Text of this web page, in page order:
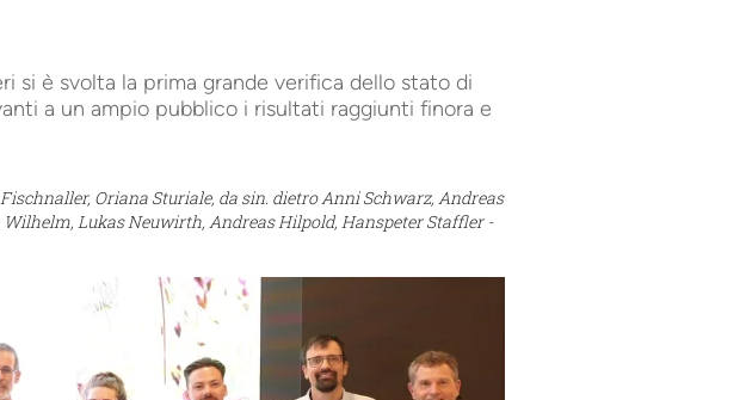
si è svolta la prima grande verifica dello stato di
a un ampio pubblico i risultati raggiunti finora e
Oriana Sturiale, da sin. dietro Anni Schwarz, Andreas
Lukas Neuwirth, Andreas Hilpold, Hanspeter Staffler -